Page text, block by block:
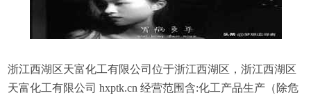
浙江西湖区天富化工有限公司位于浙江西湖区，浙江西湖区
天富化工有限公司 hxptk.cn 经营范围含:化工产品生产（除危